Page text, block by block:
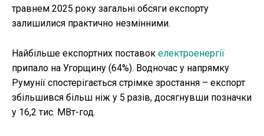
травнем 2025 року загальні обсяги експорту
залишилися практично незмінними.
Найбільше експортних поставок електроенергії
припало на Угорщину (64%). Водночас у напрямку
Румунії спостерігається стрімке зростання – експорт
збільшився більш ніж у 5 разів, досягнувши позначки
у 16,2 тис. МВт-год.